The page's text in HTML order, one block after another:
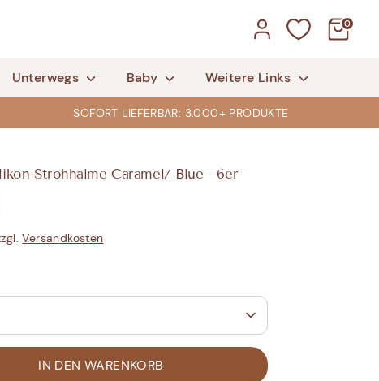
0
Unterwegs Baby Weitere Links
SOFORT LIEFERBAR: 3.000+ PRODUKTE
Strohhalme Caramel/ Blue - 6er-
Versandkosten
IN DEN WARENKORB